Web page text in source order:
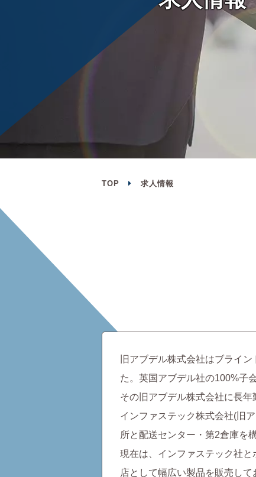
TOP 求人情報
旧アブデル株式会社はブライ
た。英国アブデル社の100%子
その旧アブデル株式会社に長
インファステック株式会社(旧
所と配送センター・第2倉庫を
現在は、インファステック社
店として幅広い製品を販売して